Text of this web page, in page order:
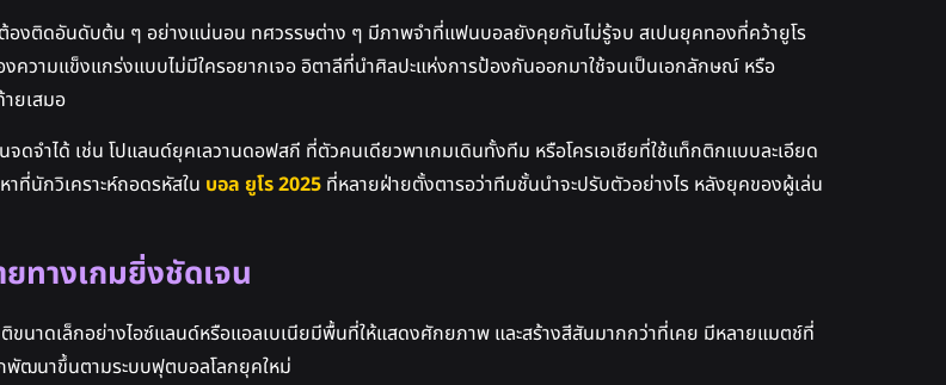
ต้องติดอันดับต้น ๆ อย่างแน่นอน ทศวรรษต่าง ๆ มีภาพจำที่แฟนบอลยังคุยกันไม่รู้จบ สเปนยุคทองที่คว้ายูโร
ามแข็งแกร่งแบบไม่มีใครอยากเจอ อิตาลีที่นำศิลปะแห่งการป้องกันออกมาใช้จนเป็นเอกลักษณ์ หรือ
ยเสมอ
ดจำได้ เช่น โปแลนด์ยุคเลวานดอฟสกี ที่ตัวคนเดียวพาเกมเดินทั้งทีม หรือโครเอเชียที่ใช้แท็กติกแบบละเอียด
ที่นักวิเคราะห์ถอดรหัสใน บอล ยูโร 2025 ที่หลายฝ่ายตั้งตารอว่าทีมชั้นนำจะปรับตัวอย่างไร หลังยุคของผู้เล่น
ทางเกมยิ่งชัดเจน
นาดเล็กอย่างไอซ์แลนด์หรือแอลเบเนียมีพื้นที่ให้แสดงศักยภาพ และสร้างสีสันมากกว่าที่เคย มีหลายแมตช์ที่
พัฒนาขึ้นตามระบบฟุตบอลโลกยุคใหม่